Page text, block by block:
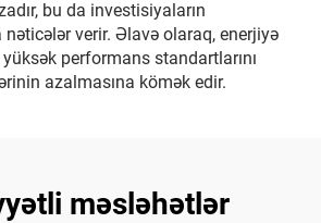
bu da investisiyaların
nəticələr verir. Əlavə olaraq, enerjiyə
performans standartlarını
azalmasına kömək edir.
məsləhətlər